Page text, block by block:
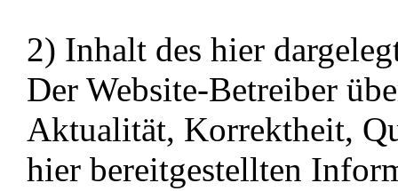
2) Inhalt des hier
Der Website-Betreiber
Aktualität, Korrektheit,
hier bereitgestellten